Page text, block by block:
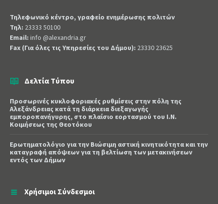
Τηλεφωνικό κέντρο, γραφείο ενημέρωσης πολιτών
Τηλ: 23333 50100
Email: info @alexandria.gr
Fax (Για όλες τις Υπηρεσίες του Δήμου): 23330 23625
Δελτία Τύπου
Προσωρινές κυκλοφοριακές ρυθμίσεις στην πόλη της
Αλεξάνδρειας κατά τη διάρκεια διεξαγωγής
εμποροπανήγυρης, στο πλαίσιο εορτασμού του Ι.Ν.
Κοιμήσεως της Θεοτόκου
Ερωτηματολόγιο για την Βιώσιμη αστική κινητικότητα και την
καταγραφή απόψεων για τη βελτίωση των μετακινήσεων
εντός των Δήμων
Χρήσιμοι Σύνδεσμοι